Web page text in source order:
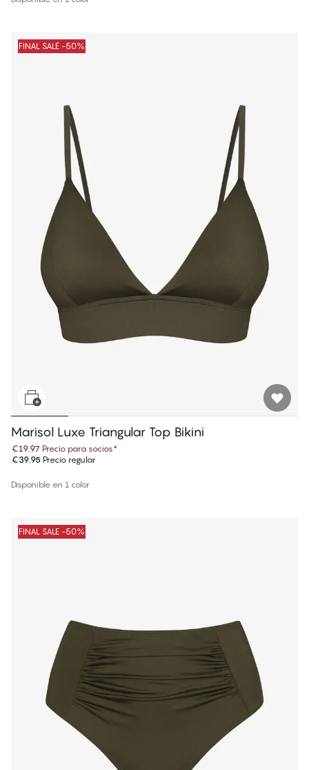
FINAL SALE -50%
Marisol Luxe Triangular Top Bikini
€19.97 Precio para socios*
€39.95 Precio regular
Disponible en 1 color
FINAL SALE -50%